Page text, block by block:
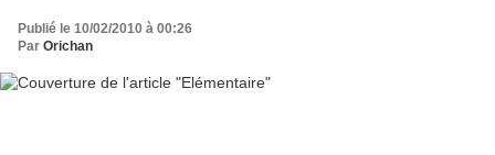
Publié le 10/02/2010 à 00:26
Par Orichan